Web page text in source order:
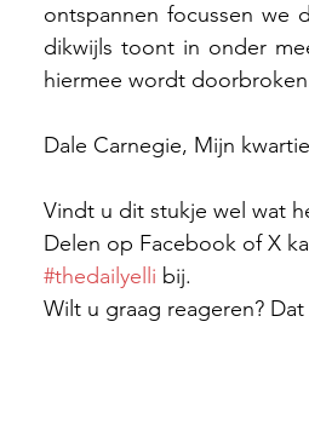
ontspannen focussen we
dikwijls toont in onder
hiermee wordt
Dale Carnegie, Mijn
Vindt u dit stukje wel wat
Delen op Facebook of X
#thedailyelli bij.
Wilt u graag reageren?